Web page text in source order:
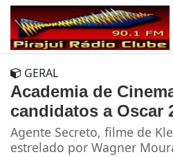
GERAL
Academia de
candidatos a Oscar
Agente Secreto, filme de
estrelado por Wagner